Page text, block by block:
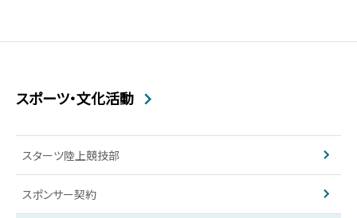
スポーツ・文化活動
スターツ陸上競技部
スポンサー契約​